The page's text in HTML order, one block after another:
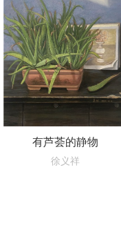
有芦荟的静物
徐义祥